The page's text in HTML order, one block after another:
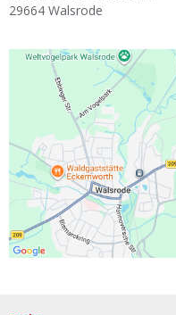
FAQ
Lexikon
Ist Ihre
29664 Walsrode